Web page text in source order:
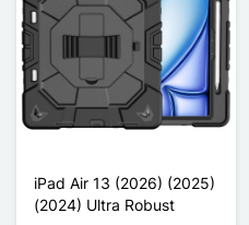
iPad Air 13 (2026) (2025)
(2024) Ultra Robust